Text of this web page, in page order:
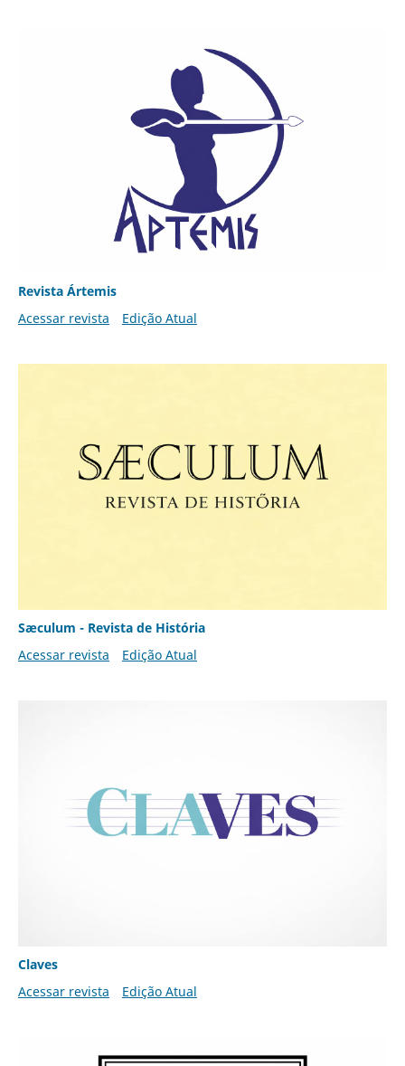
Revista Ártemis
Acessar revista
Edição Atual
Sæculum - Revista de História
Acessar revista
Edição Atual
Claves
Acessar revista
Edição Atual